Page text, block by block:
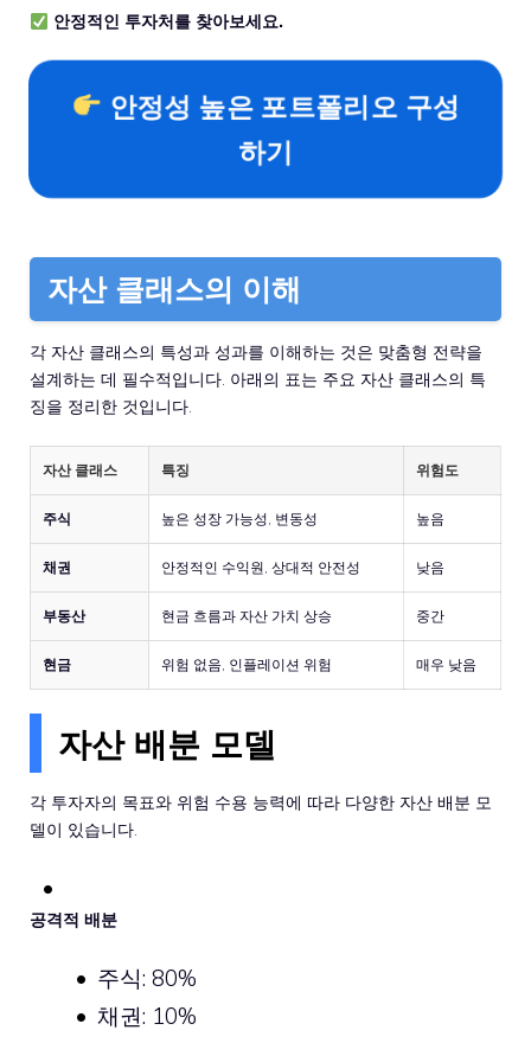
안정적인 투자처를 찾아보세요.
안정성 높은 포트폴리오 구성
하기
자산 클래스의 이해
각 자산 클래스의 특성과 성과를 이해하는 것은 맞춤형 전략을
설계하는 데 필수적입니다. 아래의 표는 주요 자산 클래스의 특
징을 정리한 것입니다.
자산 클래스 특징 위험도
주식 높은 성장 가능성, 변동성 높음
채권 안정적인 수익원, 상대적 안전성 낮음
부동산 현금 흐름과 자산 가치 상승 중간
현금 위험 없음, 인플레이션 위험 매우 낮음
자산 배분 모델
각 투자자의 목표와 위험 수용 능력에 따라 다양한 자산 배분 모
델이 있습니다.
공격적 배분
주식: 80%
채권: 10%